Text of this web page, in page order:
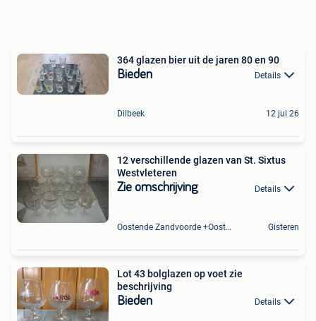
364 glazen bier uit de jaren 80 en 90
Bieden Details
Dilbeek 12 jul 26
12 verschillende glazen van St. Sixtus
Westvleteren
Zie omschrijving Details
Oostende Zandvoorde +Oostende Gisteren
Lot 43 bolglazen op voet zie
beschrijving
Bieden Details